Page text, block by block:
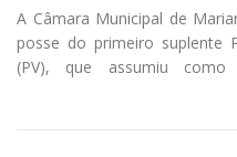
A Câmara Municipal de
posse do primeiro suplente
(PV), que assumiu como